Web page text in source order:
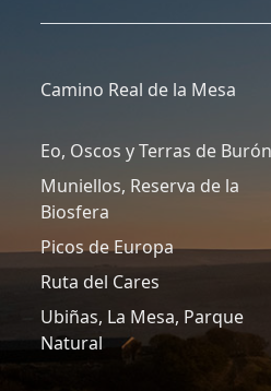
Camino Real de la Mesa
Eo, Oscos y Terras de Burón
Muniellos, Reserva de la
Biosfera
Picos de Europa
Ruta del Cares
Ubiñas, La Mesa, Parque
Natural